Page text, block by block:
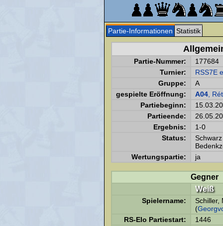
Partie-Informationen Statistik
Partie-Nummer:
177684
Turnier:
RSS7E
Gruppe:
A
gespielte Eröffnung:
A04 ,
Partiebeginn:
Partieende:
Ergebnis:
1-0
Status:
Wertungspartie:
ja
Gegner
Weiß
Spielername:
Schiller,
(
RS-Elo Partiestart:
1446